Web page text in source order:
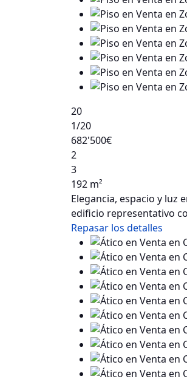
20
1/20
682'500€
2
3
192 m²
Elegancia, espacio y luz
edificio representativo
Repasar los detalles